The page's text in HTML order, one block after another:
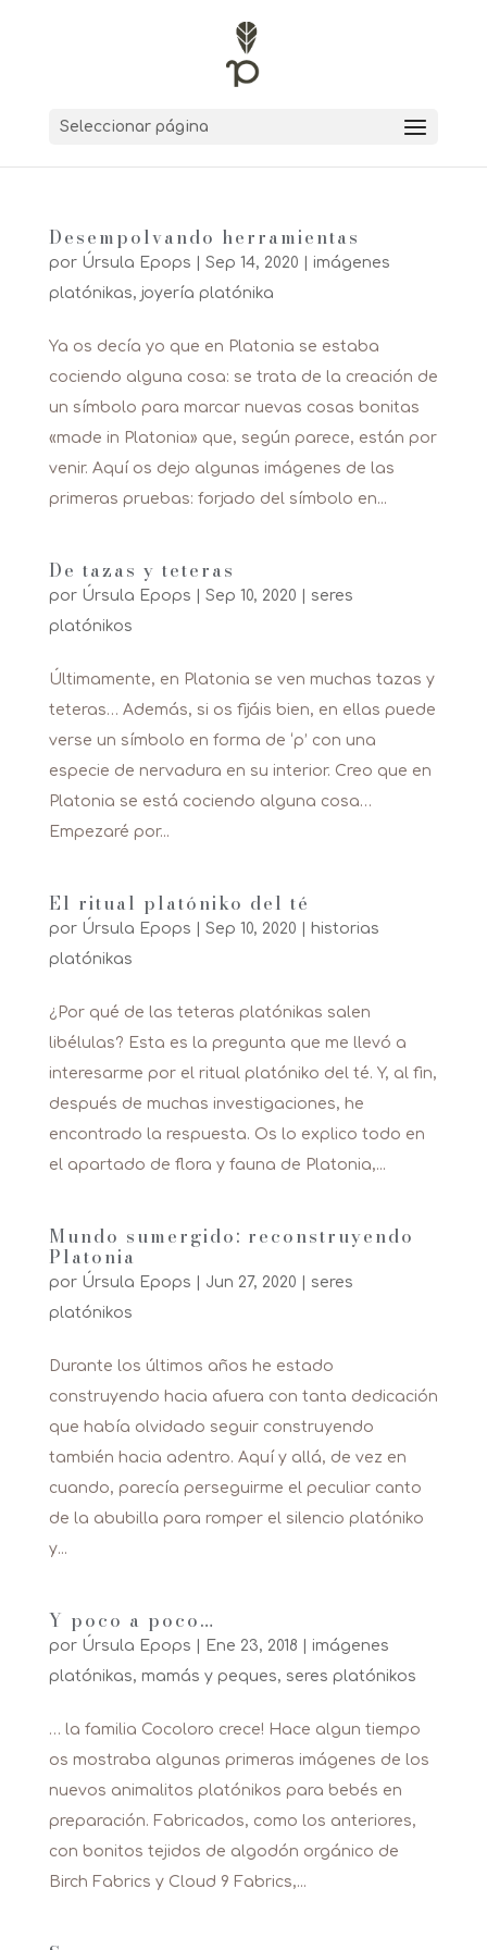
Seleccionar página
Desempolvando herramientas
por Úrsula Epops Sep 14, 2020
imágenes
platónikas, joyería platónika
Ya os decía yo que en Platonia se estaba
cociendo alguna cosa: se trata de la creación de
un símbolo para marcar nuevas cosas bonitas
«made in Platonia» que, según parece, están por
venir. Aquí os dejo algunas imágenes de las
primeras pruebas: forjado del símbolo en...
De tazas y teteras
por Úrsula Epops Sep 10, 2020
seres
platónikos
Últimamente, en Platonia se ven muchas tazas y
teteras… Además, si os fijáis bien, en ellas puede
verse un símbolo en forma de ‘p’ con una
especie de nervadura en su interior. Creo que en
Platonia se está cociendo alguna cosa…
Empezaré por...
El ritual platóniko del té
por Úrsula Epops Sep 10, 2020
historias
platónikas
¿Por qué de las teteras platónikas salen
libélulas? Esta es la pregunta que me llevó a
interesarme por el ritual platóniko del té. Y, al fin,
después de muchas investigaciones, he
encontrado la respuesta. Os lo explico todo en
el apartado de flora y fauna de Platonia,...
Mundo sumergido: reconstruyendo
Platonia
por Úrsula Epops Jun 27, 2020
seres
platónikos
Durante los últimos años he estado
construyendo hacia afuera con tanta dedicación
que había olvidado seguir construyendo
también hacia adentro. Aquí y allá, de vez en
cuando, parecía perseguirme el peculiar canto
de la abubilla para romper el silencio platóniko
y...
Y poco a poco…
por Úrsula Epops Ene 23, 2018
imágenes
platónikas, mamás y peques, seres platónikos
… la familia Cocoloro crece! Hace algun tiempo
os mostraba algunas primeras imágenes de los
nuevos animalitos platónikos para bebés en
preparación. Fabricados, como los anteriores,
con bonitos tejidos de algodón orgánico de
Birch Fabrics y Cloud 9 Fabrics,...